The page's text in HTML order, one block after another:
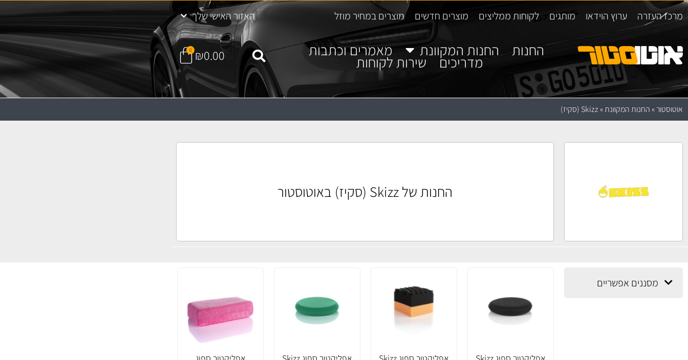
מרכז העזרה ערוץ הוידאו מותגים לקוחות ממליצים מוצרים חדשים מוצרים במחיר מוזל האזור האישי שלך
החנות החנות המקוונת מאמרים וכתבות
מדריכים שירות לקוחות ₪0.00
0
אוטוסטור»החנות המקוונת»Skizz (סקיז)
החנות של Skizz (סקיז) באוטוסטור
מסננים אפשריים